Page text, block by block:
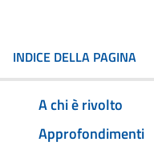
INDICE DELLA PAGINA
A chi è rivolto
Approfondimenti